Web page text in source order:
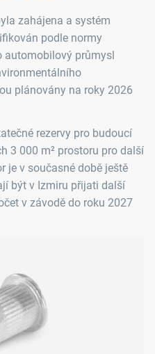
zahájena a systém
podle normy
automobilový průmysl
plánovány na roky 2026
rezervy pro budoucí
3 000 m² prostoru pro další
je v současné době ještě
být v Izmiru přijati další
v závodě do roku 2027